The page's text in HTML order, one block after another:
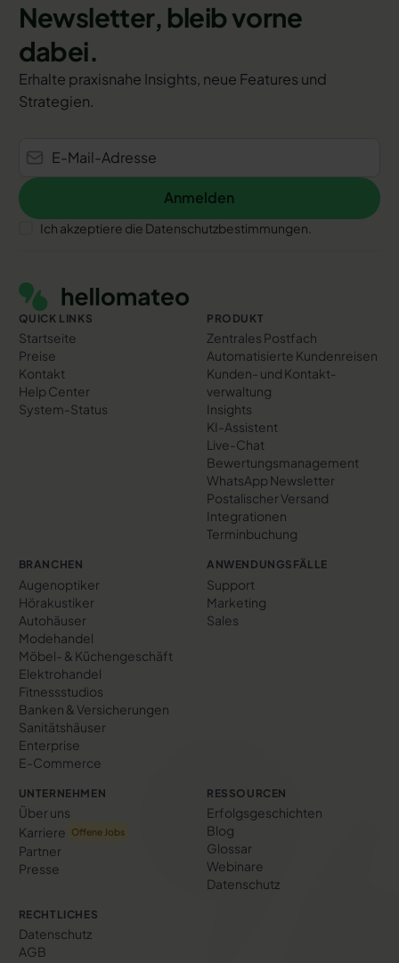
Newsletter, bleib vorne
dabei.
Erhalte praxisnahe Insights, neue Features und
Strategien.
Anmelden
Anmelden
Ich akzeptiere die Datenschutzbestimmungen.
QUICK LINKS
Startseite
Preise
Kontakt
Help Center
System-Status
PRODUKT
Zentrales Postfach
Automatisierte Kundenreisen
Kunden- und Kontakt­
verwaltung
Insights
KI-Assistent
Live-Chat
Bewertungs­management
WhatsApp Newsletter
Postalischer Versand
Integrationen
Terminbuchung
BRANCHEN
Augenoptiker
Hörakustiker
Autohäuser
Modehandel
Möbel- & Küchengeschäft
Elektrohandel
Fitnessstudios
Banken & Versicherungen
Sanitätshäuser
Enterprise
E-Commerce
ANWENDUNGSFÄLLE
Support
Marketing
Sales
UNTERNEHMEN
Über uns
Karriere
Offene Jobs
Partner
Presse
RESSOURCEN
Erfolgs­geschichten
Blog
Glossar
Webinare
Datenschutz
RECHTLICHES
Datenschutz
AGB